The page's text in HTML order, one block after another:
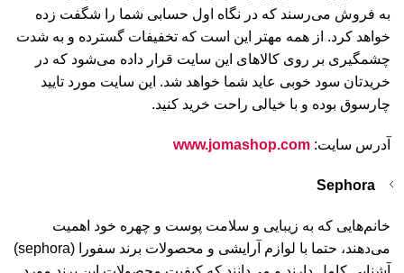
به فروش می‌رسند که در نگاه اول حسابی شما را شگفت زده
خواهد کرد. از همه مهتر این است که تخفیفات گسترده و به شدت
چشمگیری بر روی کالاهای این سایت قرار داده می‌شود که در
خریدتان سود خوبی عاید شما خواهد شد. این سایت مورد تایید
چارسوق بوده و با خیالی راحت خرید کنید.
آدرس سایت: www.jomashop.com
Sephora
خانم‌هایی که به زیبایی و سلامت پوست و چهره خود اهمیت
می‌دهند، حتما با لوازم آرایشی و محصولات برند سفورا (sephora)